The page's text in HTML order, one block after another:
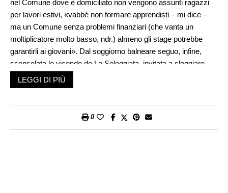
nel Comune dove è domiciliato non vengono assunti ragazzi
per lavori estivi, «vabbè non formare apprendisti – mi dice –
ma un Comune senza problemi finanziari (che vanta un
moltiplicatore molto basso, ndr.) almeno gli stage potrebbe
garantirli ai giovani». Dal soggiorno balneare seguo, infine,
sconsolata le vicende de La Soleggiata, invitata a sloggiare
dalle Cave di Arzo, troppo rumore, troppo casino. Insomma
ammettiamolo, i bambini non ci piacciono e i ragazzi ci
ciclicamente esperti di statistica, di demografia e di economia
LEGGI DI PIÙ
0